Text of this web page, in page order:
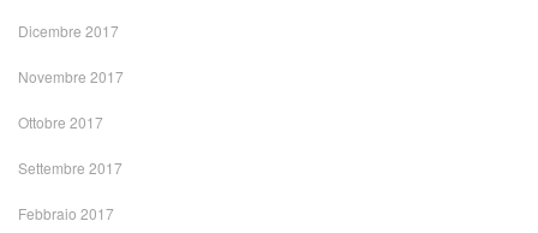
Dicembre 2017
Novembre 2017
Ottobre 2017
Settembre 2017
Febbraio 2017